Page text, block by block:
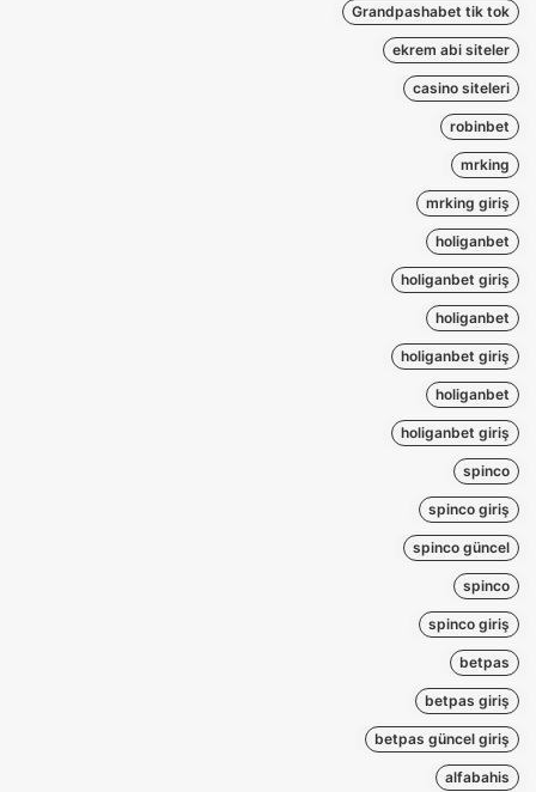
Grandpashabet tik tok
ekrem abi siteler
casino siteleri
robinbet
mrking
mrking giriş
holiganbet
holiganbet giriş
holiganbet
holiganbet giriş
holiganbet
holiganbet giriş
spinco
spinco giriş
spinco güncel
spinco
spinco giriş
betpas
betpas giriş
betpas güncel giriş
alfabahis